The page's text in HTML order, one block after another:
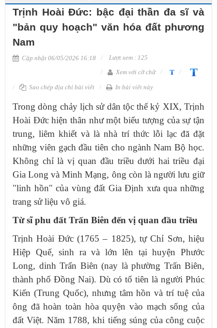
Trịnh Hoài Đức: bậc đại thần đa sĩ và
"bản quy hoạch" văn hóa đất phương
Nam
Cập nhật 06/05/2026 16:18
Lượt xem : 125
Xem với cỡ chữ
Sao chép địa chỉ bài viết In bài viết này
Trong dòng chảy lịch sử dân tộc thế kỷ XIX, Trịnh
Hoài Đức hiện thân như một biểu tượng của sự tận
trung, liêm khiết và là nhà trí thức lỗi lạc đã đặt
những viên gạch đầu tiên cho ngành Nam Bộ học.
Không chỉ là vị quan đầu triều dưới hai triều đại
Gia Long và Minh Mạng, ông còn là người lưu giữ
"linh hồn" của vùng đất Gia Định xưa qua những
trang sử liệu vô giá.
Từ sĩ phu đất Trấn Biên đến vị quan đầu triều
Trịnh Hoài Đức (1765 – 1825), tự Chỉ Sơn, hiệu
Hiệp Quế, sinh ra và lớn lên tại huyện Phước
Long, dinh Trấn Biên (nay là phường Trấn Biên,
thành phố Đồng Nai). Dù có tổ tiên là người Phúc
Kiến (Trung Quốc), nhưng tâm hồn và trí tuệ của
ông đã hoàn toàn hòa quyện vào mạch sống của
đất Việt. Năm 1788, khi tiếng súng của công cuộc